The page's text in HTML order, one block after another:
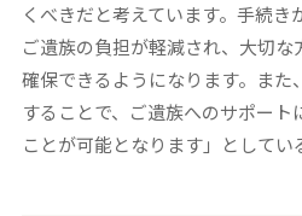
くべきだと考えています。手続き
ご遺族の負担が軽減され、大切な
確保できるようになります。ま
することで、ご遺族へのサポート
ことが可能となります」としてい